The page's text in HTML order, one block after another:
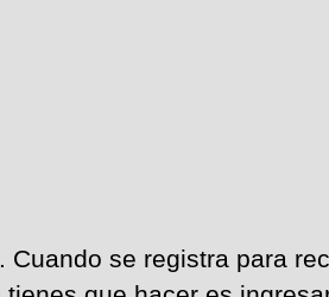
se registra para